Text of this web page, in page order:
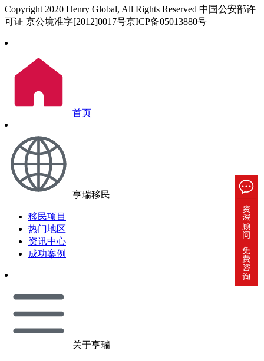
Copyright 2020 Henry Global, All Rights Reserved 中国公安部许
可证 京公境准字[2012]0017号京ICP备05013880号
首页
亨瑞移民
移民项目
热门地区
资讯中心
成功案例
关于亨瑞